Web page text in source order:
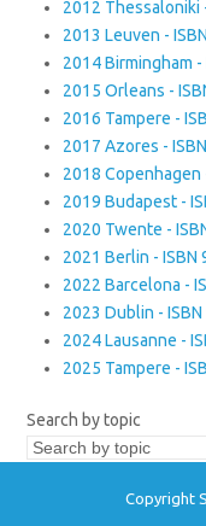
2012 Thessaloniki
2013 Leuven -
2014 Birmingham
2015 Orleans -
2016 Tampere -
2017 Azores -
2018
2019 Budapest -
2020 Twente -
2021 Berlin -
2022 Barcelona -
2023 Dublin -
2024 Lausanne -
2025 Tampere -
Search by topic
Copyright